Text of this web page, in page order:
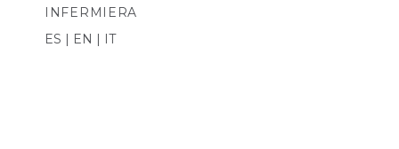
INFERMIERA
ES | EN | IT